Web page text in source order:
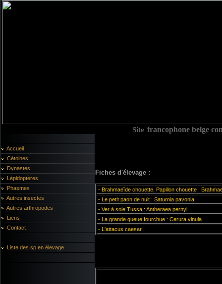
Site francophone belge
Accueil
Cétoines
Dynastes
Lépidoptères
Phasmes
Autres insectes
Autres arthropodes
Liens
Contact
Liste des sp en élevage
Fiches d'élevage :
- Brahmaeïde chouette, Papillon chouette :
- Le petit paon de nuit : Saturnia pavonia
- Ver à soie Tussa : Antheraea pernyi
- La grande queue fourchue : Cerura vinula
- L'attacus caesar